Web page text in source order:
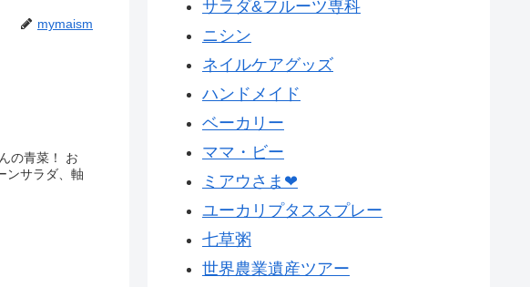
mymaism
の青菜！ お
ンサラダ、軸
サラダ&フルーツ専科
ニシン
ネイルケアグッズ
ハンドメイド
ベーカリー
ママ・ビー
ミアウさま❤
ユーカリプタススプレー
七草粥
世界農業遺産ツアー